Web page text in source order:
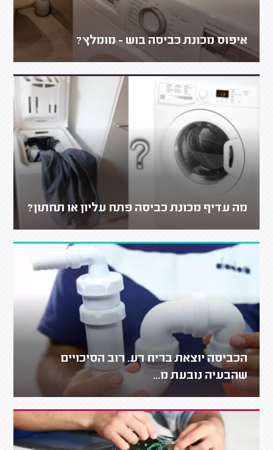
איפוס מכונת כביסה בוש - מומלץ?
מה עדיף מכונת כביסה פתח עליון או תחתון?
הכביסה יוצאת בריח רע. רוב הסיכויים
שהבעיה נובעת מ...